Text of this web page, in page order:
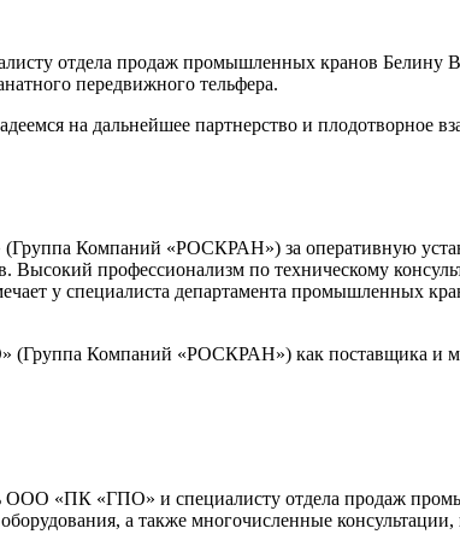
отдела продаж промышленных кранов Белину
передвижного тельфера.
на дальнейшее партнерство и плодотворное
Компаний «РОСКРАН») за оперативную
Высокий профессионализм по техническому
у специалиста департамента промышленных
Компаний «РОСКРАН») как поставщика и
ООО «ПК «ГПО» и специалисту отдела продаж
а также многочисленные